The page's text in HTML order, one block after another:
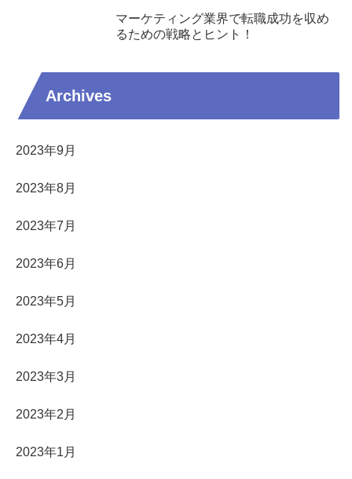
マーケティング業界で転職成功を収め
るための戦略とヒント！
Archives
2023年9月
2023年8月
2023年7月
2023年6月
2023年5月
2023年4月
2023年3月
2023年2月
2023年1月